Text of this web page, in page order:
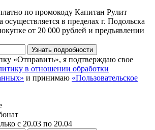
по промокоду Капитан Рулит
осуществляется в пределах г. Подольска
от 20 000 рублей и предъявлении
Узнать подробности
«Отправить», я подтверждаю свое
в отношении обработки
и принимаю «Пользовательское
с 20.03 по 20.04